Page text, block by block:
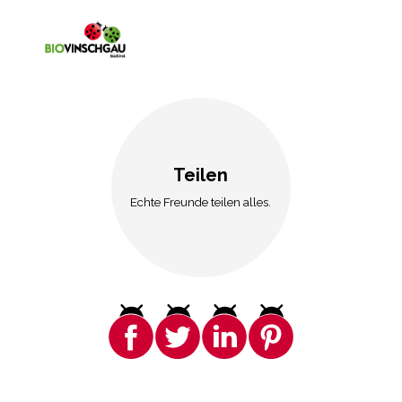
Teilen
Echte Freunde teilen alles.